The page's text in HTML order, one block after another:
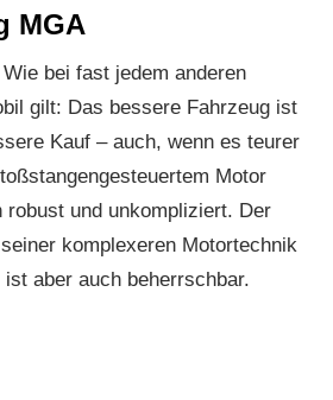
MGA
bei fast jedem anderen
gilt: Das bessere Fahrzeug ist
Kauf – auch, wenn es teurer
Motor
robust und unkompliziert. Der
komplexeren Motortechnik
ist aber auch beherrschbar.